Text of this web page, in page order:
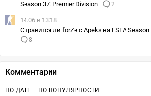
Season 37: Premier Division
2
14.06 в 13:18
Справится ли forZe с Apeks на ESEA Season
8
Комментарии
ПО ДАТЕ ПО ПОПУЛЯРНОСТИ